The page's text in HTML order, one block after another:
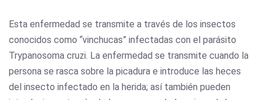
Esta enfermedad se transmite a través de los insectos
conocidos como “vinchucas” infectadas con el parásito
Trypanosoma cruzi. La enfermedad se transmite cuando la
persona se rasca sobre la picadura e introduce las heces
del insecto infectado en la herida; así también pueden